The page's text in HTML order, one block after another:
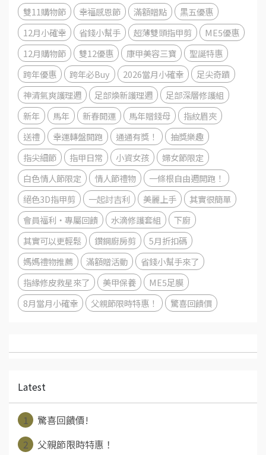
雙11購物節
幸福感恩節 滿額贈點
黑五優惠
12月小確幸
省錢小幫手 超薄雙頭指甲剪
ME5優惠
12月購物節
雙12優惠 康甲美容三寶
聖誕特惠
跨年優惠
跨年必Buy 2026當月小確幸
足尖奇蹟
神清氣爽護理週
足部煥新護理週
足部深層修護組
新年
馬年 新春開運 馬年贈錢母
指紋眉夾
送禮
幸運轉盤開跑 通通有獎！
抽獎樂趣
指尖細節
指甲日常 小資女孩
婦女節限定
白色情人節限定
情人節禮物
一條根自由週開跑！
絕色3D指甲剪
一起討吉利 美麗上手
其實很簡單
會員福利・專屬回饋
水滴修護套組
下廚
其實可以更輕鬆
鑽鋼廚房剪
5月折扣碼
媽媽禮物推薦
滿額贈活動
省錢小幫手來了
指緣修皮救星來了
美甲保養
ME5足膜
8月當月小確幸
父親節限時特惠！ 驚喜回饋價
Latest
1
驚喜回饋價!
2
父親節限時特惠！